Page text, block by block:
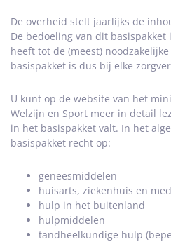
De overheid stelt jaarlijks de
De bedoeling van dit
heeft tot de (meest)
basispakket is dus bij elke
U kunt op de website van het
Welzijn en Sport meer in detail
in het basispakket valt. In het
basispakket recht op:
geneesmiddelen
huisarts, ziekenhuis en
hulp in het buitenland
hulpmiddelen
tandheelkundige hulp